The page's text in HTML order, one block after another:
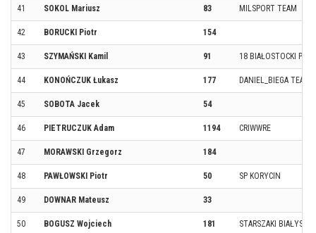
41 SOKOL Mariusz 83 MILSPORT TEAM
42 BORUCKI Piotr 154
43 SZYMAŃSKI Kamil 91 18 BIAŁOSTOCKI
44 KONOŃCZUK Łukasz 177 DANIEL_BIEGA TEAM
45 SOBOTA Jacek 54
46 PIETRUCZUK Adam 1194 CRIWWRE
47 MORAWSKI Grzegorz 184
48 PAWŁOWSKI Piotr 50 SP KORYCIN
49 DOWNAR Mateusz 33
50 BOGUSZ Wojciech 181 STARSZAKI